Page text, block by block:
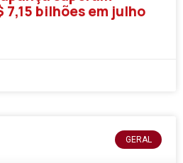
7,15 bilhões em julho
GERAL